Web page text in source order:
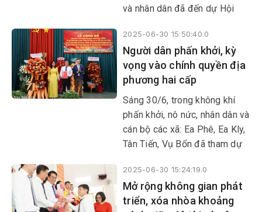
Ủy ban MTTQ Việt Nam tỉnh,
và nhân dân đã đến dự Hội
quyết, Quyết định của Trung
ương và tỉnh Đắk Lắk về việc
sáp nhập đơn vị hành chính,
thành lập tổ chức đảng, chỉ
định cấp ủy, HĐND, UBND, Ủy
ban MTTQ Việt Nam cấp tỉnh
và cấp xã, phường; đồng thời
trao các quyết định về công
Hiao.
2025-06-30 15:50:40.0
Người dân phấn khởi, kỳ
vọng vào chính quyền địa
phương hai cấp
Sáng 30/6, trong không khí
phấn khởi, nô nức, nhân dân và
cán bộ các xã: Ea Phê, Ea Kly,
Tân Tiến, Vụ Bổn đã tham dự
định của Trung ương và địa
phương về sáp nhập đơn vị
hành chính cấp tỉnh, cấp xã,
2025-06-30 15:24:19.0
Mở rộng không gian phát
triển, xóa nhòa khoảng